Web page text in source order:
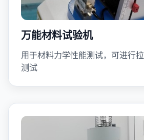
万能材料试验机
用于材料力学性能测试，可进行
测试